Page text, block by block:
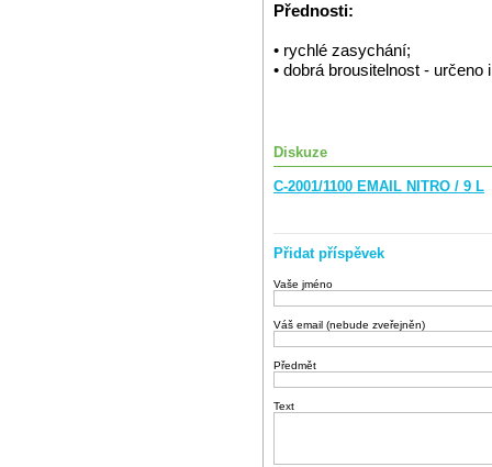
Přednosti:
• rychlé zasychání;
• dobrá brousitelnost - určeno
Diskuze
C-2001/1100 EMAIL NITRO / 9 L
Přidat příspěvek
Vaše jméno
Váš email (nebude zveřejněn)
Předmět
Text